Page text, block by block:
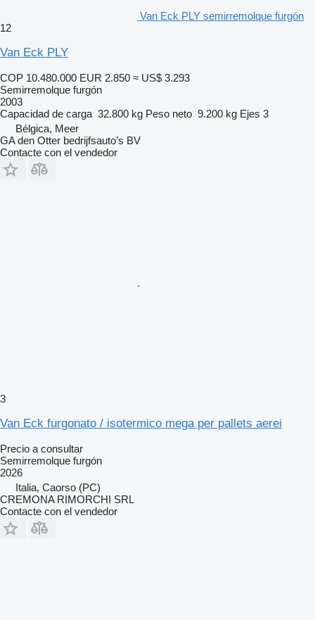
Van Eck PLY semirremolque furgón
12
Van Eck PLY
COP 10.480.000 EUR 2.850 ≈ US$ 3.293
Semirremolque furgón
2003
Capacidad de carga 32.800 kg Peso neto 9.200 kg Ejes 3
Bélgica, Meer
GA den Otter bedrijfsauto’s BV
Contacte con el vendedor
3
Van Eck furgonato / isotermico mega per pallets aerei
Precio a consultar
Semirremolque furgón
2026
Italia, Caorso (PC)
CREMONA RIMORCHI SRL
Contacte con el vendedor